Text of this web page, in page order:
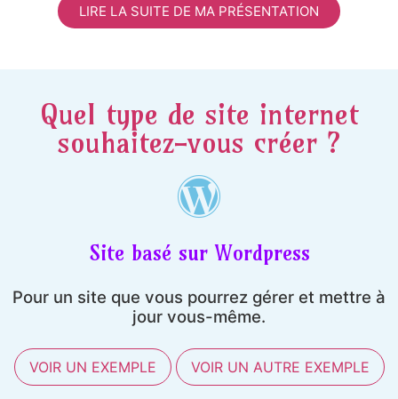
LIRE LA SUITE DE MA PRÉSENTATION
Quel type de site internet
souhaitez-vous créer ?
Site basé sur Wordpress
Pour un site que vous pourrez gérer et mettre à
jour vous-même.
VOIR UN EXEMPLE VOIR UN AUTRE EXEMPLE